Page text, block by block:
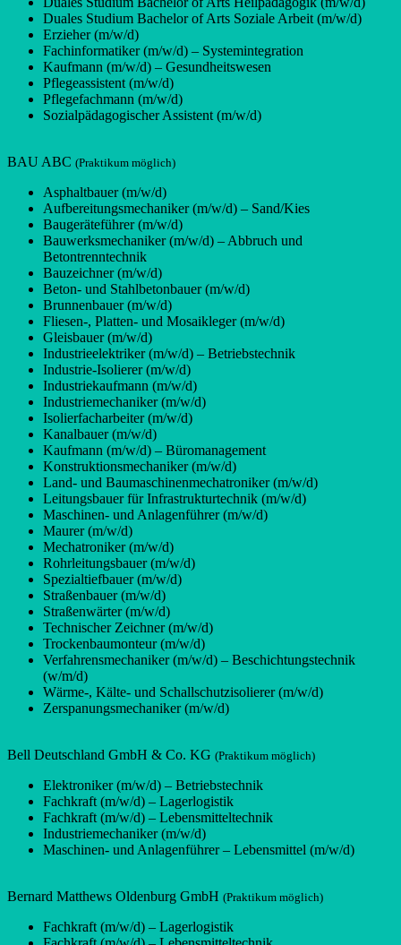
Duales Studium Bachelor of Arts Soziale Arbeit (m/w/d)
Erzieher (m/w/d)
Fachinformatiker (m/w/d) – Systemintegration
Kaufmann (m/w/d) – Gesundheitswesen
Pflegeassistent (m/w/d)
Pflegefachmann (m/w/d)
Sozialpädagogischer Assistent (m/w/d)
BAU ABC (Praktikum möglich)
Asphaltbauer (m/w/d)
Aufbereitungsmechaniker (m/w/d) – Sand/Kies
Baugeräteführer (m/w/d)
Bauwerksmechaniker (m/w/d) – Abbruch und
Betontrenntechnik
Bauzeichner (m/w/d)
Beton- und Stahlbetonbauer (m/w/d)
Brunnenbauer (m/w/d)
Fliesen-, Platten- und Mosaikleger (m/w/d)
Gleisbauer (m/w/d)
Industrieelektriker (m/w/d) – Betriebstechnik
Industrie-Isolierer (m/w/d)
Industriekaufmann (m/w/d)
Industriemechaniker (m/w/d)
Isolierfacharbeiter (m/w/d)
Kanalbauer (m/w/d)
Kaufmann (m/w/d) – Büromanagement
Konstruktionsmechaniker (m/w/d)
Land- und Baumaschinenmechatroniker (m/w/d)
Leitungsbauer für Infrastrukturtechnik (m/w/d)
Maschinen- und Anlagenführer (m/w/d)
Maurer (m/w/d)
Mechatroniker (m/w/d)
Rohrleitungsbauer (m/w/d)
Spezialtiefbauer (m/w/d)
Straßenbauer (m/w/d)
Straßenwärter (m/w/d)
Technischer Zeichner (m/w/d)
Trockenbaumonteur (m/w/d)
Verfahrensmechaniker (m/w/d) – Beschichtungstechnik
(w/m/d)
Wärme-, Kälte- und Schallschutzisolierer (m/w/d)
Zerspanungsmechaniker (m/w/d)
Bell Deutschland GmbH & Co. KG (Praktikum möglich)
Elektroniker (m/w/d) – Betriebstechnik
Fachkraft (m/w/d) – Lagerlogistik
Fachkraft (m/w/d) – Lebensmitteltechnik
Industriemechaniker (m/w/d)
Maschinen- und Anlagenführer – Lebensmittel (m/w/d)
Bernard Matthews Oldenburg GmbH (Praktikum möglich)
Fachkraft (m/w/d) – Lagerlogistik